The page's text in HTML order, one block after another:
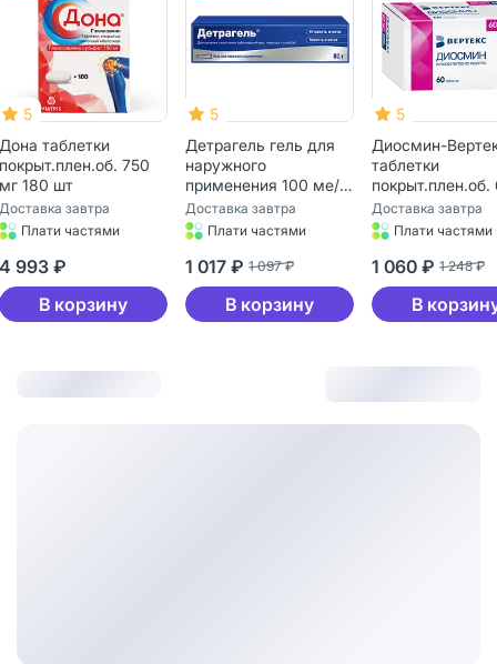
таблетки
750
шт
завтра
частями
₽
В корзину
5
Детрагель гель для
наружного
применения 100 ме/
г+10 мг/г+10 мг/г туба
80 г 1 шт
Доставка завтра
Плати частями
1 017 ₽ 1 097 ₽
В корзину
5
Диосмин-Вертекс
таблетки
покрыт.плен.об. 600
мг 60 шт
Доставка завтра
Плати частями
1 060 ₽ 1 248 ₽
В корзину